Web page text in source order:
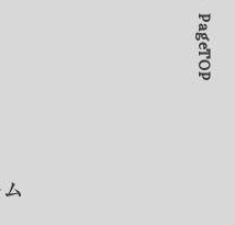
PageTOP